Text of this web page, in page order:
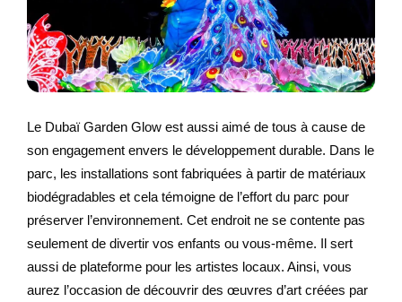
Le Dubaï Garden Glow est aussi aimé de tous à cause de
son engagement envers le développement durable. Dans le
parc, les installations sont fabriquées à partir de matériaux
biodégradables et cela témoigne de l’effort du parc pour
préserver l’environnement. Cet endroit ne se contente pas
seulement de divertir vos enfants ou vous-même. Il sert
aussi de plateforme pour les artistes locaux. Ainsi, vous
aurez l’occasion de découvrir des œuvres d’art créées par